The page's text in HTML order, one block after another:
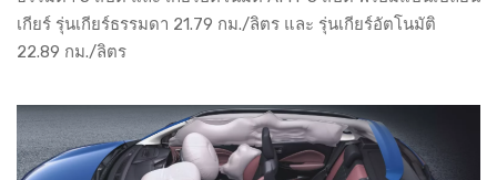
เกียร์ รุ่นเกียร์ธรรมดา 21.79 กม./ลิตร และ รุ่นเกียร์อัตโนมัติ
22.89 กม./ลิตร